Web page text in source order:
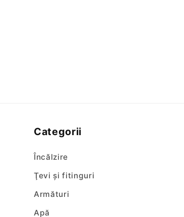
Categorii
Încălzire
Ţevi şi fitinguri
Armături
Apă